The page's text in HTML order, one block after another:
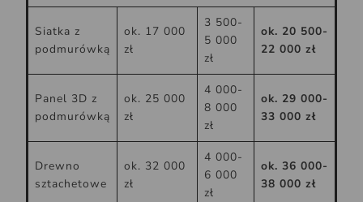
Siatka z
podmurówką
ok. 17 000
zł
3 500-
5 000
zł
ok. 20 500-
22 000 zł
Panel 3D z
podmurówką
ok. 25 000
zł
4 000-
8 000
zł
ok. 29 000-
33 000 zł
Drewno
sztachetowe
ok. 32 000
zł
4 000-
6 000
zł
ok. 36 000-
38 000 zł